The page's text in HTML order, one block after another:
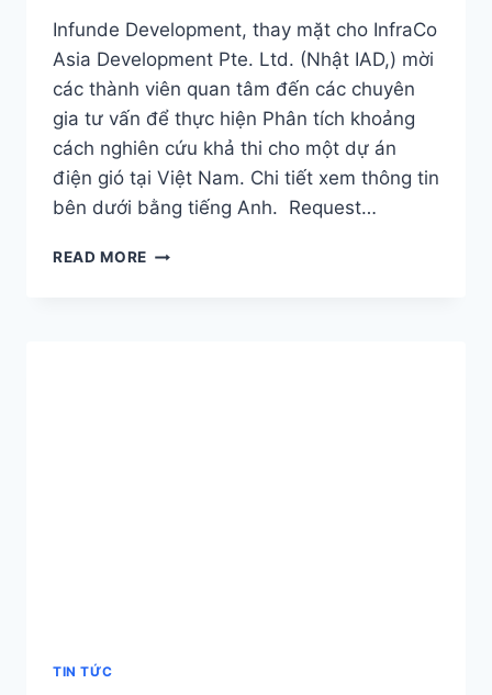
Infunde Development, thay mặt cho InfraCo
Asia Development Pte. Ltd. (Nhật IAD,) mời
các thành viên quan tâm đến các chuyên
gia tư vấn để thực hiện Phân tích khoảng
cách nghiên cứu khả thi cho một dự án
điện gió tại Việt Nam. Chi tiết xem thông tin
bên dưới bằng tiếng Anh. Request…
READ MORE INFUNDE
TIN TỨC